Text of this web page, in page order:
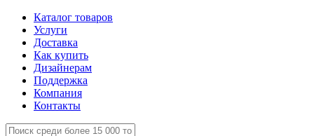
Каталог товаров
Услуги
Доставка
Как купить
Дизайнерам
Поддержка
Компания
Контакты